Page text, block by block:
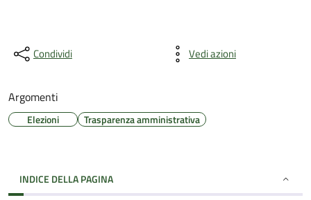
Condividi Vedi azioni
Argomenti
Elezioni Trasparenza amministrativa
INDICE DELLA PAGINA